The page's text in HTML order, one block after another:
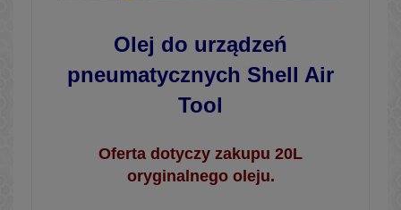
Olej do urządzeń
pneumatycznych Shell Air
Tool
Oferta dotyczy zakupu 20L
oryginalnego oleju.